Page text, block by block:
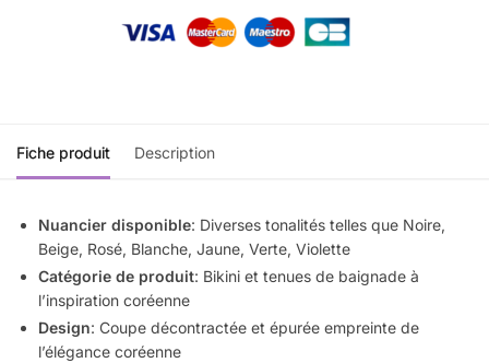
Fiche produit Description
Nuancier disponible: Diverses tonalités telles que Noire,
Beige, Rosé, Blanche, Jaune, Verte, Violette
Catégorie de produit: Bikini et tenues de baignade à
l’inspiration coréenne
Design: Coupe décontractée et épurée empreinte de
l’élégance coréenne